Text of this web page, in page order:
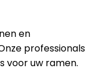
en
professionals
voor uw ramen.